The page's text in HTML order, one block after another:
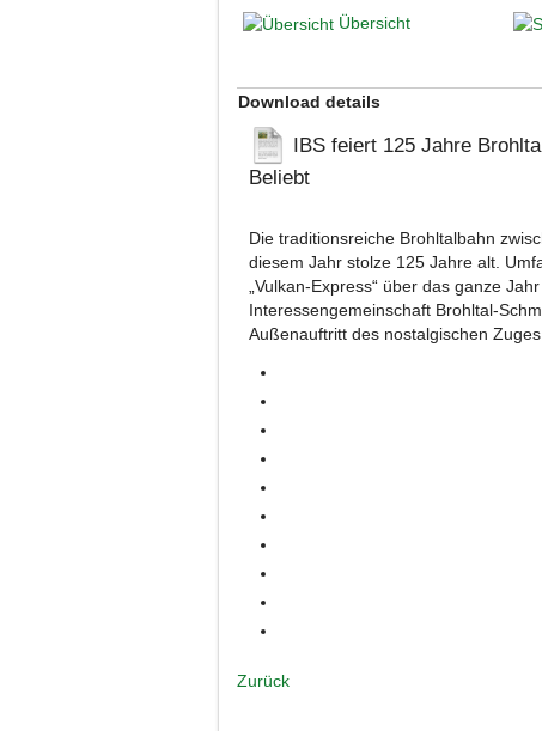
Übersicht
Download details
IBS feiert 125 Jahre
Beliebt
Die traditionsreiche Brohltalbahn
diesem Jahr stolze 125 Jahre alt.
„Vulkan-Express“ über das ganze
Interessengemeinschaft Brohltal-
Außenauftritt des nostalgischen Zuges.
Zurück